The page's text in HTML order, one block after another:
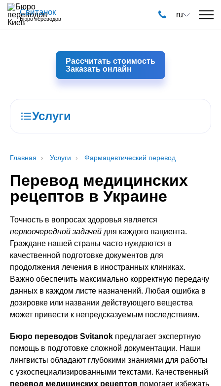
Свитанок
Бюро переводов ru
Рассчитать стоимость
Заказать онлайн
Услуги
Главная Услуги Фармацевтический перевод
Перевод медицинских
рецептов в Украине
Точность в вопросах здоровья является
первоочередной задачей для каждого пациента.
Граждане нашей страны часто нуждаются в
качественной подготовке документов для
продолжения лечения в иностранных клиниках.
Важно обеспечить максимально корректную передачу
данных в каждом листе назначений. Любая ошибка в
дозировке или названии действующего вещества
может привести к непредсказуемым последствиям.
Бюро переводов Svitanok предлагает экспертную
помощь в подготовке сложной документации. Наши
лингвисты обладают глубокими знаниями для работы
с узкоспециализированными текстами. Качественный
перевод медицинских рецептов помогает избежать